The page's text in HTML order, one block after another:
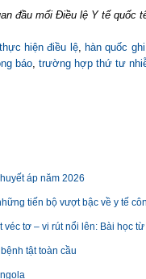
đầu mối Điều lệ Y tế quốc
hiện điều lệ, hàn quốc ghi
báo, trường hợp thứ tư
áp năm 2026
tiến bộ vượt bậc về y tế
tơ – vi rút nổi lên: Bài học
tật toàn cầu